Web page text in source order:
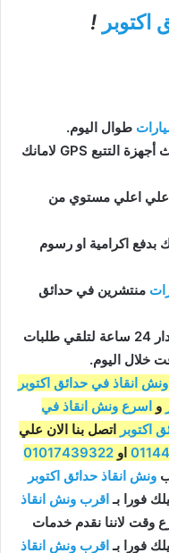
اكتوبر !
طوال اليوم.
حديث ومزود باحدث أجهزة التتبع GPS لامانك
علي اعلي مستوي من
بدفع اكرامية او رسوم
منتشرين في حدائق
خلال اليوم.
ونش انقاذ في حدائق اكتوبر
و اسرع ونش انقاذ في
اكتوبر اتصل بنا الان علي
او 01017439322
ونش انقاذ حدائق اكتوبر
فورا بـ اقرب ونش انقاذ
لاننا نقدم خدمات
فورا بـ اقرب ونش انقاذ